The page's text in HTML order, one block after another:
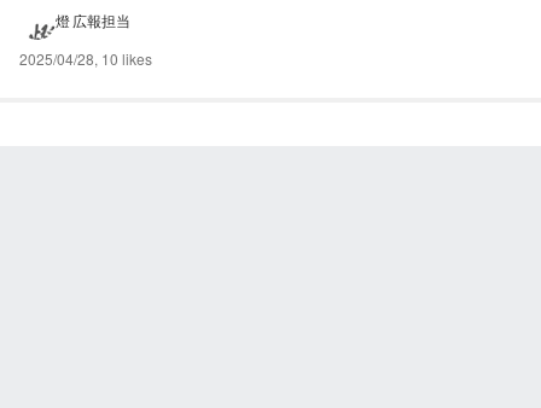
年生です。 インターンの他にも塾講師や飲食店のバイトもしていま
す。この記事では、大学２年生からインターンをする意...
燈 広報担当
2025/04/28, 10 likes